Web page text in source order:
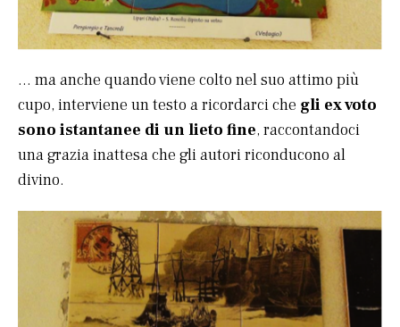
… ma anche quando viene colto nel suo attimo più
cupo, interviene un testo a ricordarci che gli ex voto
sono istantanee di un lieto fine, raccontandoci
una grazia inattesa che gli autori riconducono al
divino.